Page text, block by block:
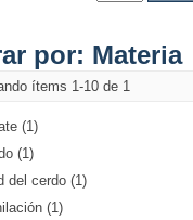
por: Materia
ítems 1-10 de 1
(1)
(1)
del cerdo (1)
(1)